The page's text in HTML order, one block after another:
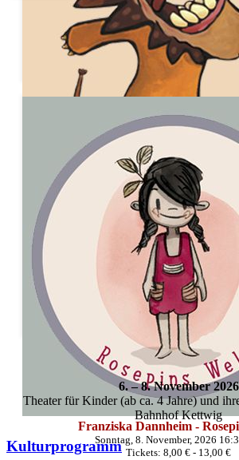
Martin Baltscheit liest
Samstag, 7. November, 2026
Tickets: 8,00 € - 13,00 €
Franziska Dannheim -
Sonntag, 8. November, 2026
Tickets: 8,00 € - 13,00 €
6. –8. November 2026
Theater für Kinder (ab ca. 4 Jahre) und
Bahnhof Kettwig
Kulturprogramm